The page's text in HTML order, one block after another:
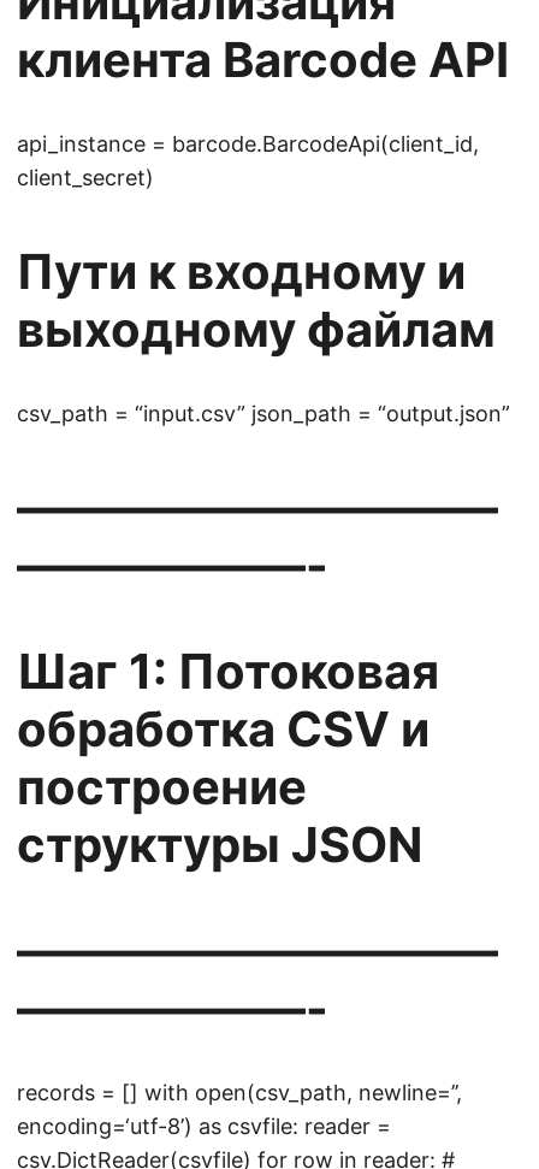
клиента Barcode API
api_instance = barcode.BarcodeApi(client_id,
client_secret)
Пути к входному и
выходному файлам
csv_path = “input.csv” json_path = “output.json”
——————————
——————-
Шаг 1: Потоковая
обработка CSV и
построение
структуры JSON
——————————
——————-
records = [] with open(csv_path, newline=’’,
encoding=‘utf-8’) as csvfile: reader =
csv.DictReader(csvfile) for row in reader: #